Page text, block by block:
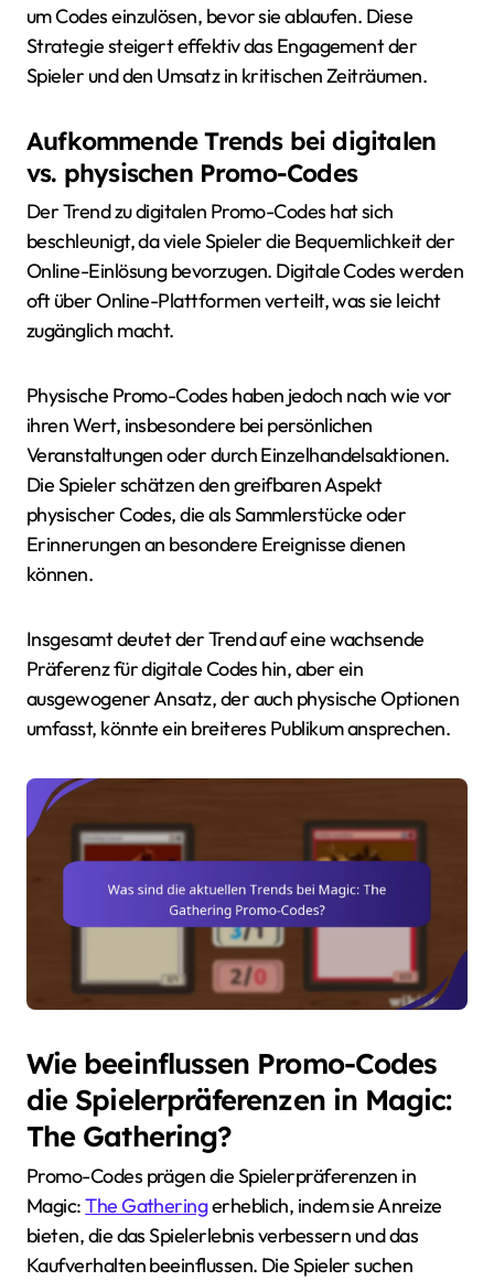
um Codes einzulösen, bevor sie ablaufen. Diese
Strategie steigert effektiv das Engagement der
Spieler und den Umsatz in kritischen Zeiträumen.
Aufkommende Trends bei digitalen
vs. physischen Promo-Codes
Der Trend zu digitalen Promo-Codes hat sich
beschleunigt, da viele Spieler die Bequemlichkeit der
Online-Einlösung bevorzugen. Digitale Codes werden
oft über Online-Plattformen verteilt, was sie leicht
zugänglich macht.
Physische Promo-Codes haben jedoch nach wie vor
ihren Wert, insbesondere bei persönlichen
Veranstaltungen oder durch Einzelhandelsaktionen.
Die Spieler schätzen den greifbaren Aspekt
physischer Codes, die als Sammlerstücke oder
Erinnerungen an besondere Ereignisse dienen
können.
Insgesamt deutet der Trend auf eine wachsende
Präferenz für digitale Codes hin, aber ein
ausgewogener Ansatz, der auch physische Optionen
umfasst, könnte ein breiteres Publikum ansprechen.
Wie beeinflussen Promo-Codes
die Spielerpräferenzen in Magic:
The Gathering?
Promo-Codes prägen die Spielerpräferenzen in
Magic:The Gatheringerheblich, indem sie Anreize
bieten, die das Spielerlebnis verbessern und das
Kaufverhalten beeinflussen. Die Spieler suchen